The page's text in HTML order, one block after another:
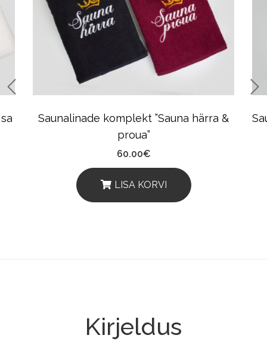
Saunalinade komplekt ”Sauna härra &
proua”
60.00€
LISA KORVI
Kirjeldus